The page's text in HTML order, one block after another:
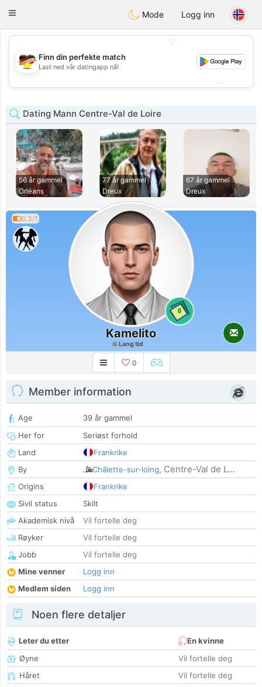
Deutsch Dating
Toggle
Mode Logg inn
💖
💕
Finn din perfekte match
Last ned vår datingapp nå!
Dating Mann Centre-Val de Loire
56 år gammel
Orléans
77 år gammel
Dreux
67 år gammel
Dreux
0.3/1
0
Kamelito
Lang tid
0
Member information
Age
39 år gammel
Her for
Seriøst forhold
Land
Frankrike
By
Châlette-sur-loing, Centre-Val de L...
Origins
Frankrike
Sivil status
Skilt
Akademisk nivå
Vil fortelle deg
Røyker
Vil fortelle deg
Jobb
Vil fortelle deg
Mine venner
Logg inn
Medlem siden
Logg inn
Noen flere detaljer
Leter du etter
En kvinne
Øyne
Vil fortelle deg
Håret
Vil fortelle deg